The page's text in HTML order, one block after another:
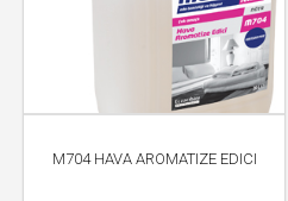
M704 HAVA AROMATIZE EDICI